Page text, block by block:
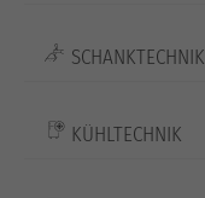
SCHANKTECHNIK
KÜHLTECHNIK